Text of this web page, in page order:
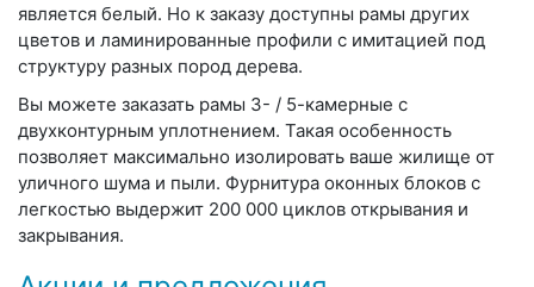
является белый. Но к заказу доступны рамы других
цветов и ламинированные профили с имитацией под
структуру разных пород дерева.
Вы можете заказать рамы 3- / 5-камерные с
двухконтурным уплотнением. Такая особенность
позволяет максимально изолировать ваше жилище от
уличного шума и пыли. Фурнитура оконных блоков с
легкостью выдержит 200 000 циклов открывания и
закрывания.